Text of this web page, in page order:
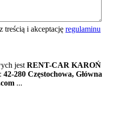
treścią i akceptację regulaminu
jest RENT-CAR KAROŃ
42-280 Częstochowa, Główna
...